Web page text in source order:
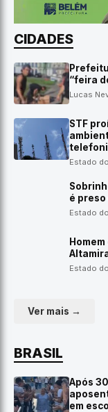
CIDADES
“feira
Lucas
STF
Estado
é preso
Estado
Estado
Ver mais →
BRASIL
Após
em